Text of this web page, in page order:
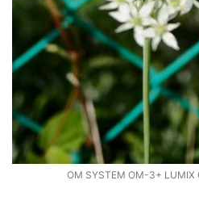
OM SYSTEM OM-3+ LUMIX